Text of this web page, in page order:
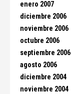
enero 2007
diciembre 2006
noviembre 2006
octubre 2006
septiembre 2006
agosto 2006
diciembre 2004
noviembre 2004